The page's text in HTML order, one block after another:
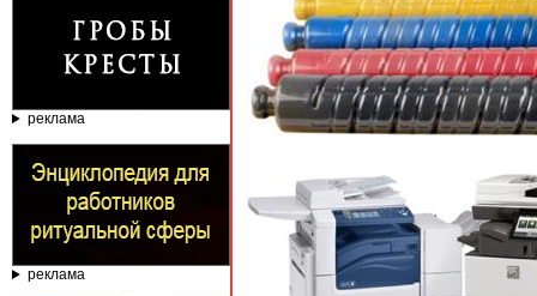
реклама
реклама